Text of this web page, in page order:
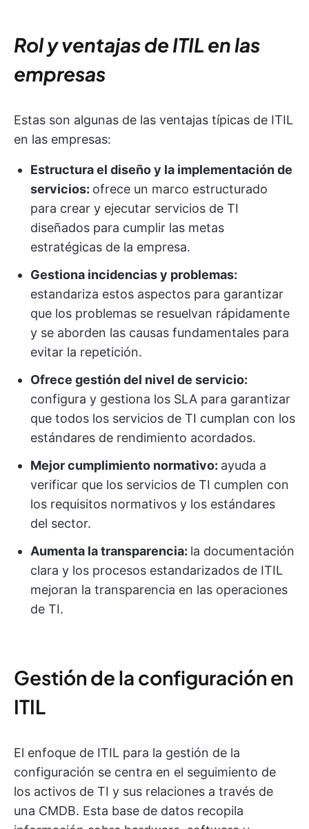
Rol y ventajas de ITIL en las
empresas
Estas son algunas de las ventajas típicas de ITIL
en las empresas:
Estructura el diseño y la implementación de
servicios: ofrece un marco estructurado
para crear y ejecutar servicios de TI
diseñados para cumplir las metas
estratégicas de la empresa.
Gestiona incidencias y problemas:
estandariza estos aspectos para garantizar
que los problemas se resuelvan rápidamente
y se aborden las causas fundamentales para
evitar la repetición.
Ofrece gestión del nivel de servicio:
configura y gestiona los SLA para garantizar
que todos los servicios de TI cumplan con los
estándares de rendimiento acordados.
Mejor cumplimiento normativo: ayuda a
verificar que los servicios de TI cumplen con
los requisitos normativos y los estándares
del sector.
Aumenta la transparencia: la documentación
clara y los procesos estandarizados de ITIL
mejoran la transparencia en las operaciones
de TI.
Gestión de la configuración en
ITIL
El enfoque de ITIL para la gestión de la
configuración se centra en el seguimiento de
los activos de TI y sus relaciones a través de
una CMDB. Esta base de datos recopila